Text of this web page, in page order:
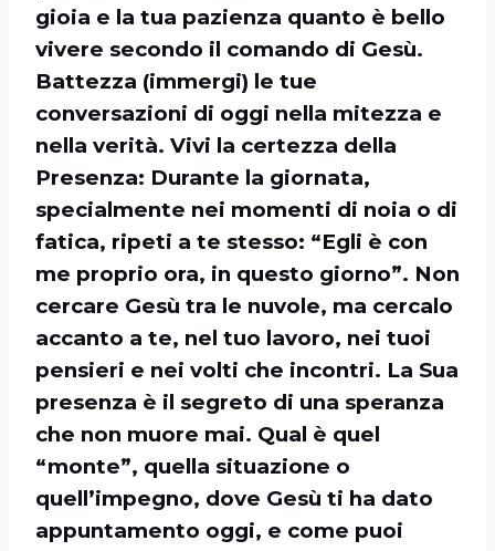
gioia e la tua pazienza quanto è bello
vivere secondo il comando di Gesù.
Battezza (immergi) le tue
conversazioni di oggi nella mitezza e
nella verità. Vivi la certezza della
Presenza: Durante la giornata,
specialmente nei momenti di noia o di
fatica, ripeti a te stesso: “Egli è con
me proprio ora, in questo giorno”. Non
cercare Gesù tra le nuvole, ma cercalo
accanto a te, nel tuo lavoro, nei tuoi
pensieri e nei volti che incontri. La Sua
presenza è il segreto di una speranza
che non muore mai. Qual è quel
“monte”, quella situazione o
quell’impegno, dove Gesù ti ha dato
appuntamento oggi, e come puoi